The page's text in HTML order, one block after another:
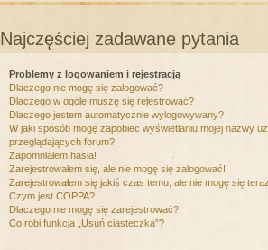
Najczęściej zadawane pytania
Problemy z logowaniem i rejestracją
Dlaczego nie mogę się zalogować?
Dlaczego w ogóle muszę się rejestrować?
Dlaczego jestem automatycznie wylogowywany?
W jaki sposób mogę zapobiec wyświetlaniu mojej nazwy
przeglądających forum?
Zapomniałem hasła!
Zarejestrowałem się, ale nie mogę się zalogować!
Zarejestrowałem się jakiś czas temu, ale nie mogę się
Czym jest COPPA?
Dlaczego nie mogę się zarejestrować?
Co robi funkcja „Usuń ciasteczka”?